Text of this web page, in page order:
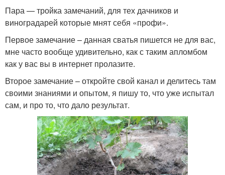
Пара — тройка замечаний, для тех дачников и
виноградарей которые мнят себя «профи».
Первое замечание – данная сватья пишется не для вас,
мне часто вообще удивительно, как с таким апломбом
как у вас вы в интернет пролазите.
Второе замечание – откройте свой канал и делитесь там
своими знаниями и опытом, я пишу то, что уже испытал
сам, и про то, что дало результат.